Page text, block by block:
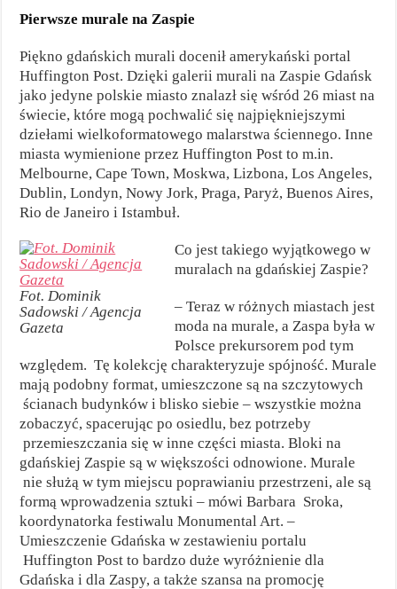
Pierwsze murale na Zaspie
Piękno gdańskich murali docenił amerykański portal
Huffington Post. Dzięki galerii murali na Zaspie Gdańsk
jako jedyne polskie miasto znalazł się wśród 26 miast na
świecie, które mogą pochwalić się najpiękniejszymi
dziełami wielkoformatowego malarstwa ściennego. Inne
miasta wymienione przez Huffington Post to m.in.
Melbourne, Cape Town, Moskwa, Lizbona, Los Angeles,
Dublin, Londyn, Nowy Jork, Praga, Paryż, Buenos Aires,
Rio de Janeiro i Istambuł.
Fot. Dominik
Sadowski / Agencja
Gazeta
Co jest takiego wyjątkowego w
muralach na gdańskiej Zaspie?
– Teraz w różnych miastach jest
moda na murale, a Zaspa była w
Polsce prekursorem pod tym
względem. Tę kolekcję charakteryzuje spójność. Murale
mają podobny format, umieszczone są na szczytowych
ścianach budynków i blisko siebie – wszystkie można
zobaczyć, spacerując po osiedlu, bez potrzeby
przemieszczania się w inne części miasta. Bloki na
gdańskiej Zaspie są w większości odnowione. Murale
nie służą w tym miejscu poprawianiu przestrzeni, ale są
formą wprowadzenia sztuki – mówi Barbara Sroka,
koordynatorka festiwalu Monumental Art. –
Umieszczenie Gdańska w zestawieniu portalu
Huffington Post to bardzo duże wyróżnienie dla
Gdańska i dla Zaspy, a także szansa na promocję